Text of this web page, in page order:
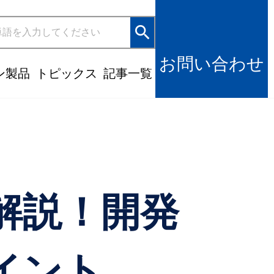
search
製品 トピックス 記事一覧
お問い合わせ
説！開発